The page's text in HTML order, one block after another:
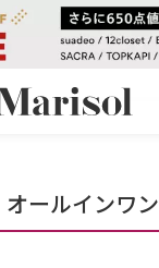
オールインワン